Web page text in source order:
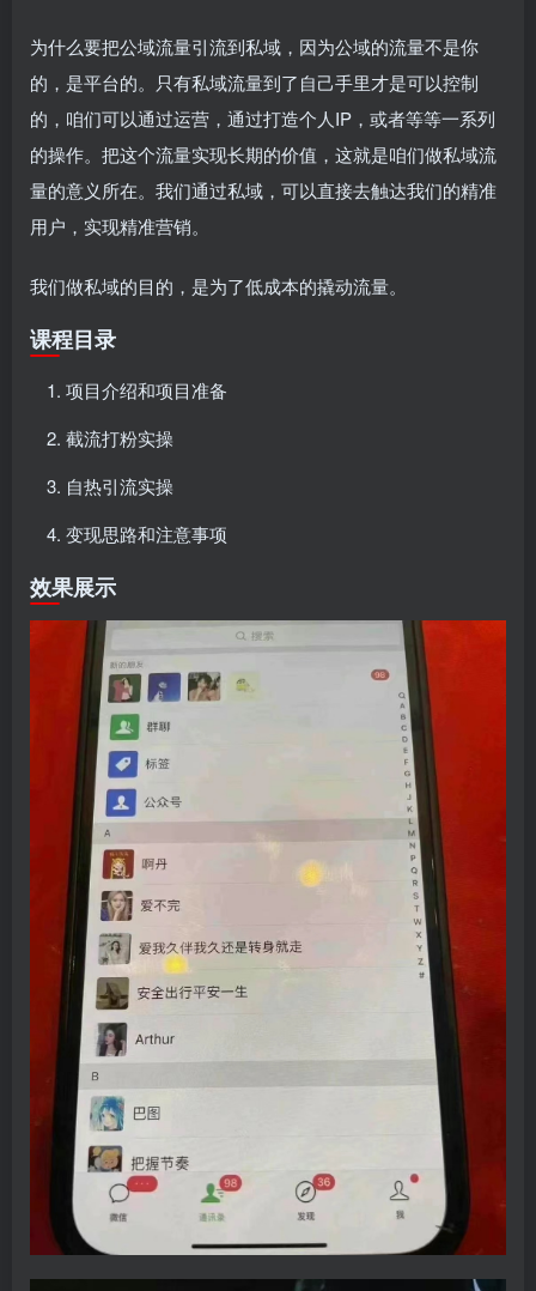
为什么要把公域流量引流到私域，因为公域的流量不是你
的，是平台的。只有私域流量到了自己手里才是可以控制
的，咱们可以通过运营，通过打造个人IP，或者等等一系列
的操作。把这个流量实现长期的价值，这就是咱们做私域流
量的意义所在。我们通过私域，可以直接去触达我们的精准
用户，实现精准营销。
我们做私域的目的，是为了低成本的撬动流量。
课程目录
项目介绍和项目准备
截流打粉实操
自热引流实操
变现思路和注意事项
效果展示